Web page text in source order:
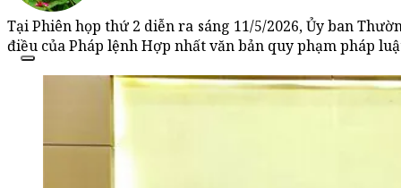
Tại Phiên họp thứ 2 diễn ra sáng 11/5/2026, Ủy ban
điều của Pháp lệnh Hợp nhất văn bản quy phạm pháp